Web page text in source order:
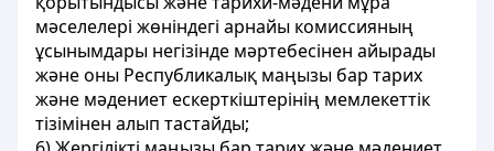
мәселелері жөніндегі арнайы комиссияның
ұсынымдары негізінде мәртебесінен айырады
және оны Республикалық маңызы бар тарих
және мәдениет ескерткіштерінің мемлекеттік
тізімінен алып тастайды;